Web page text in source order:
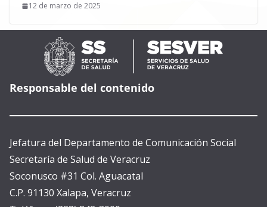
12 de marzo de 2025
Responsable del contenido
Jefatura del Departamento de Comunicación Social
Secretaría de Salud de Veracruz
Soconusco #31 Col. Aguacatal
C.P. 91130 Xalapa, Veracruz